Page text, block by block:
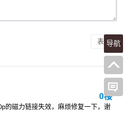
表情
0楼
的磁力链接失效，麻烦修复一下，谢
导航